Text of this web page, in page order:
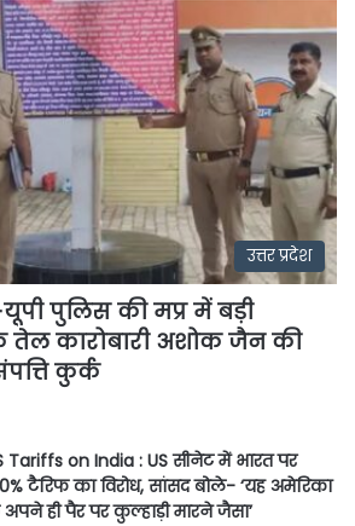
उत्तर प्रदेश
यूपी पुलिस की मप्र में बड़ी
तेल कारोबारी अशोक जैन की
कुर्क
Tariffs on India : US सीनेट में भारत पर
टैरिफ का विरोध, सांसद बोले- ‘यह अमेरिका
ही पैर पर कुल्हाड़ी मारने जैसा’